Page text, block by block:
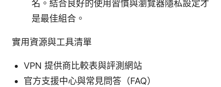
名。結合良好的使用習慣與瀏覽器隱私設定才
是最佳組合。
實用資源與工具清單
VPN 提供商比較表與評測網站
官方支援中心與常見問答（FAQ）